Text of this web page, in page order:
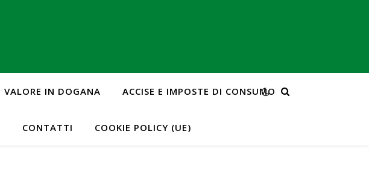
VALORE IN DOGANA ACCISE E IMPOSTE DI CONSUMO
CONTATTI COOKIE POLICY (UE)